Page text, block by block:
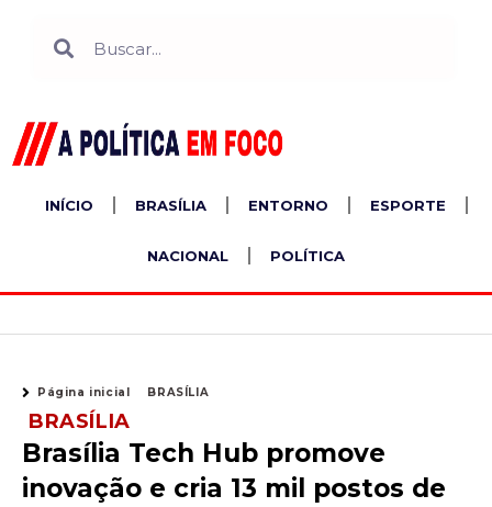
INÍCIO BRASÍLIA ENTORNO ESPORTE
NACIONAL POLÍTICA
Página inicial BRASÍLIA
BRASÍLIA
Brasília Tech Hub promove
inovação e cria 13 mil postos de